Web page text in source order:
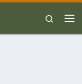
Search